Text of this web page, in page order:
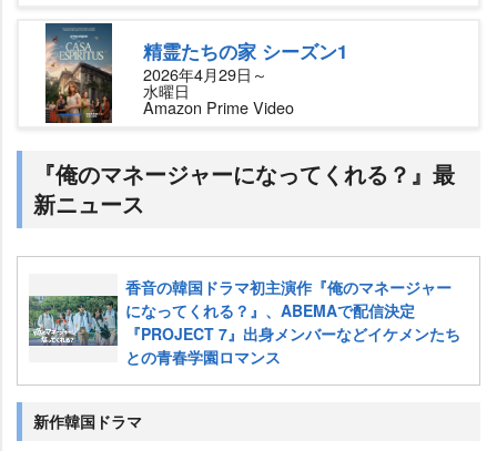
精霊たちの家 シーズン1
2026年4月29日～
水曜日
Amazon Prime Video
『俺のマネージャーになってくれる？』最
新ニュース
香音の韓国ドラマ初主演作『俺のマネージャー
になってくれる？』、ABEMAで配信決定
『PROJECT 7』出身メンバーなどイケメンたち
との青春学園ロマンス
新作韓国ドラマ